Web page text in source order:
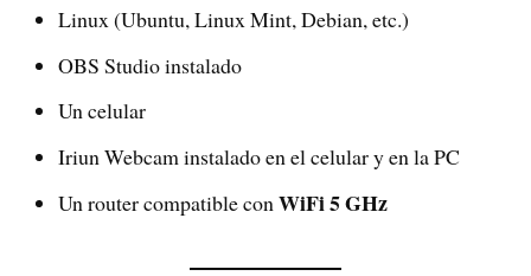
Linux (Ubuntu, Linux Mint, Debian, etc.)
OBS Studio instalado
Un celular
Iriun Webcam instalado en el celular y en la PC
Un router compatible conWiFi 5 GHz